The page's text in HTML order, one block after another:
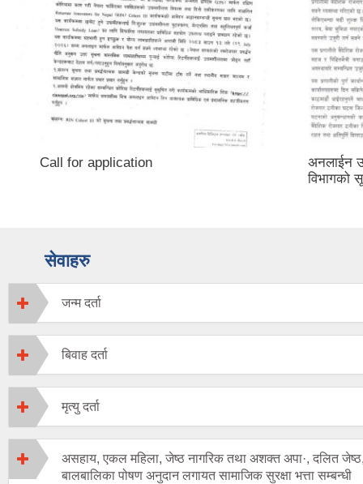
Call for application
अनलाईन
विभागको
सेवाहरु
जन्म दर्ता
बिवाह दर्ता
मृत्यु दर्ता
असहाय, एकल महिला, जेष्ठ नागरिक तथा अशक्त अपा·, दलित
बालबालिका पोषण अनुदान लगायत सामाजिक सुरक्षा भत्ता सम्बन्धी